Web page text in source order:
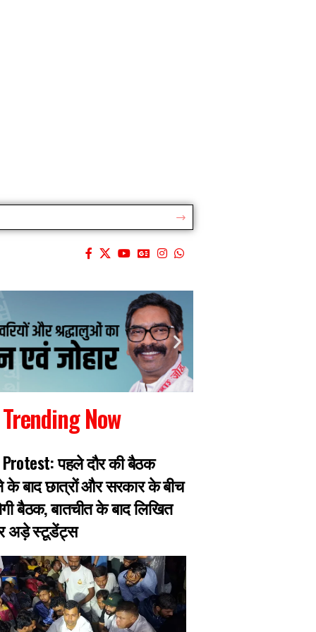
Trending Now
Protest: पहले दौर की बैठक
बाद छात्रों और सरकार के बीच
बैठक, बातचीत के बाद लिखित
अड़े स्टूडेंट्स